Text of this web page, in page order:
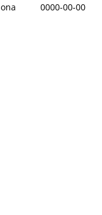
0000-00-00